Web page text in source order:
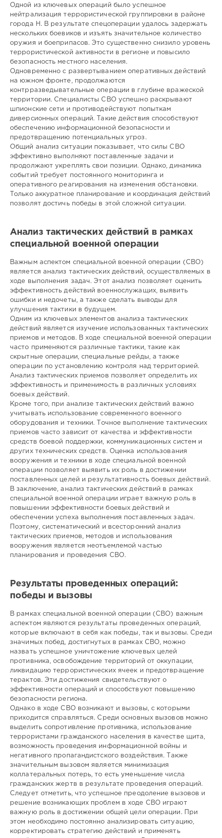
Одной из ключевых операций было успешное
нейтрализация террористической группировки в районе
города Н. В результате спецоперации удалось задержать
нескольких боевиков и изъять значительное количество
оружия и боеприпасов. Это существенно снизило уровень
террористической активности в регионе и повысило
безопасность местного населения.
Одновременно с развертыванием оперативных действий
на южном фронте, продолжаются
контрразведывательные операции в глубине вражеской
территории. Специалисты СВО успешно раскрывают
шпионские сети и противодействуют попыткам
диверсионных операций. Такие действия способствуют
обеспечению информационной безопасности и
предотвращению потенциальных угроз.
Общий анализ ситуации показывает, что силы СВО
эффективно выполняют поставленные задачи и
продолжают укреплять свои позиции. Однако, динамика
событий требует постоянного мониторинга и
оперативного реагирования на изменения обстановки.
Только аккуратное планирование и координация действий
позволят достичь победы в этой сложной ситуации.
Анализ тактических действий в рамках
специальной военной операции
Важным аспектом специальной военной операции (СВО)
является анализ тактических действий, осуществляемых в
ходе выполнения задач. Этот анализ позволяет оценить
эффективность действий военнослужащих, выявить
ошибки и недочеты, а также сделать выводы для
улучшения тактики в будущем.
Одним из ключевых элементов анализа тактических
действий является изучение использованных тактических
приемов и методов. В ходе специальной военной операции
часто применяются различные тактики, такие как
скрытные операции, специальные рейды, а также
операции по установлению контроля над территорией.
Анализ тактических приемов позволяет определить их
эффективность и применимость в различных условиях
боевых действий.
Кроме того, при анализе тактических действий важно
учитывать использование современного военного
оборудования и техники. Точное выполнение тактических
приемов часто зависит от качества и эффективности
средств боевой поддержки, коммуникационных систем и
других технических средств. Оценка использования
вооружения и техники в ходе специальной военной
операции позволяет выявить их роль в достижении
поставленных целей и результативность боевых действий.
В заключение, анализ тактических действий в рамках
специальной военной операции играет важную роль в
повышении эффективности боевых действий и
обеспечении успеха выполнения поставленных задач.
Поэтому, систематический и всесторонний анализ
тактических приемов, методов и использования
вооружения является неотъемлемой частью
планирования и проведения СВО.
Результаты проведенных операций:
победы и вызовы
В рамках специальной военной операции (СВО) важным
аспектом являются результаты проведенных операций,
которые включают в себя как победы, так и вызовы. Среди
значимых побед, достигнутых в рамках СВО, можно
назвать успешное уничтожение ключевых целей
противника, освобождение территорий от оккупации,
ликвидацию террористических ячеек и предотвращение
терактов. Эти достижения свидетельствуют о
эффективности операций и способствуют повышению
безопасности региона.
Однако в ходе СВО возникают и вызовы, с которыми
приходится справляться. Среди основных вызовов можно
выделить сопротивление противника, использование
террористами гражданского населения в качестве щита,
возможность проведения информационной войны и
негативного пропагандистского воздействия. Также
значительным вызовом является минимизация
коллатеральных потерь, то есть уменьшение числа
гражданских жертв в результате проведения операций.
Следует отметить, что успешное преодоление вызовов и
решение возникающих проблем в ходе СВО играют
важную роль в достижении общей цели операции. При
этом необходимо постоянно анализировать ситуацию,
корректировать стратегию действий и применять